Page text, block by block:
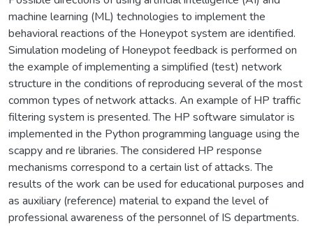
machine learning (ML) technologies to implement the
behavioral reactions of the Honeypot system are identified.
Simulation modeling of Honeypot feedback is performed on
the example of implementing a simplified (test) network
structure in the conditions of reproducing several of the most
common types of network attacks. An example of HP traffic
filtering system is presented. The HP software simulator is
implemented in the Python programming language using the
scappy and re libraries. The considered HP response
mechanisms correspond to a certain list of attacks. The
results of the work can be used for educational purposes and
as auxiliary (reference) material to expand the level of
professional awareness of the personnel of IS departments.